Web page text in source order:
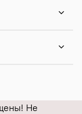
Не